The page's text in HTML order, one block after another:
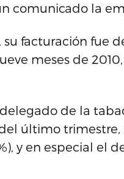
comunicado la
facturación fue
meses de
de la
del último
y en especial el